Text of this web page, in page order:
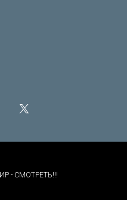
- СМОТРЕТЬ!!!